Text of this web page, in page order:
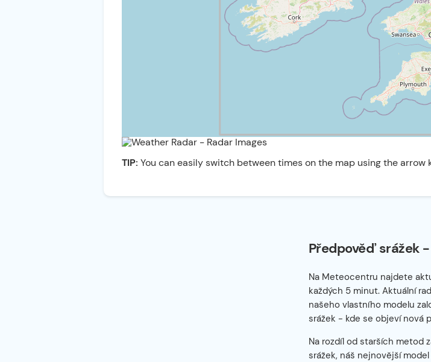
TIP: You can easily switch between times on the map using the arrow
Předpověď srážek
Na Meteocentru najdete
každých 5 minut. Aktuální
našeho vlastního modelu
srážek - kde se objeví nová
Na rozdíl od starších metod
srážek, náš nejnovější